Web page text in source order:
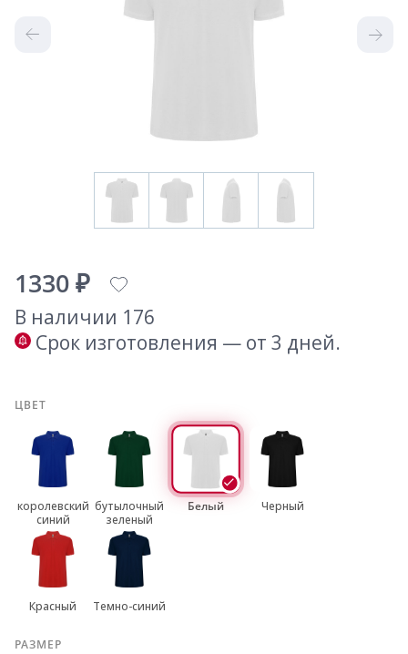
1330 ₽
В наличии 176
Срок изготовления — от 3 дней.
ЦВЕТ
королевский
синий
бутылочный
зеленый
Белый Черный
Красный Темно-синий
РАЗМЕР